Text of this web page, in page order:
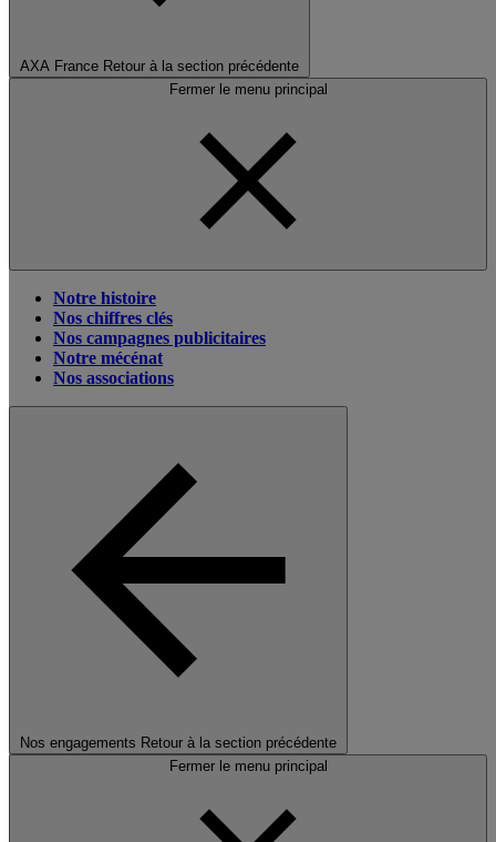
AXA France Retour à la section précédente
Fermer le menu principal
Notre histoire
Nos chiffres clés
Nos campagnes publicitaires
Notre mécénat
Nos associations
Nos engagements Retour à la section précédente
Fermer le menu principal